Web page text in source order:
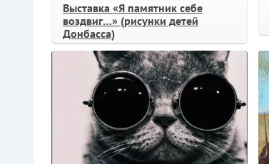
Выставка «Я памятник себе
воздвиг…» (рисунки детей
Донбасса)